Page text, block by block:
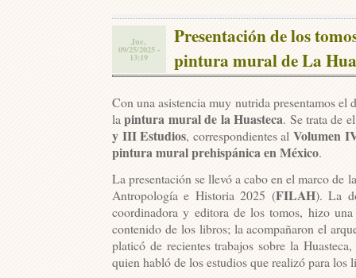
Jue,
09/25/2025 -
13:19
Presentación de los
pintura mural de La
Con una asistencia muy nutrida presentamos el
la pintura mural de la Huasteca. Se trata de
y III Estudios, correspondientes alVolumen
pintura mural prehispánica en México.
La presentación se llevó a cabo en el marco de
Antropología e Historia 2025 (FILAH). La
coordinadora y editora de los tomos, hizo
contenido de los libros; la acompañaron el
platicó de recientes trabajos sobre la
quien habló de los estudios que realizó para los